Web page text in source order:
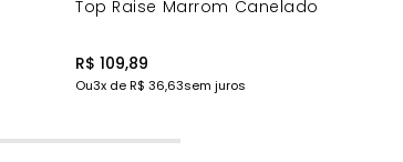
Top Raise Marrom Canelado
R$ 109,89
Ou3x deR$ 36,63sem juros